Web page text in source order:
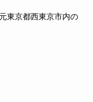
東京都西東京市内の